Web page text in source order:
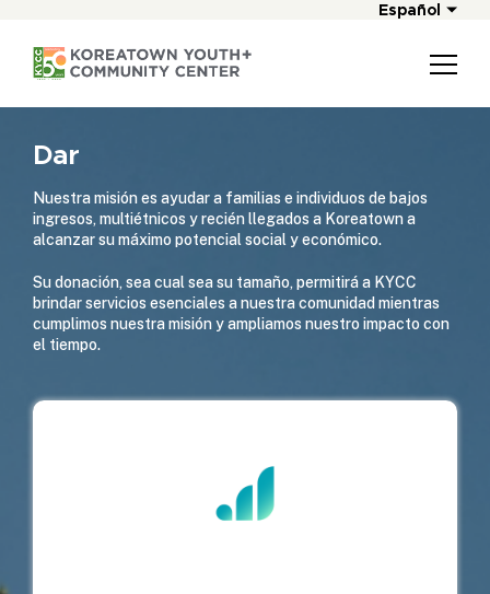
Español
Dar
Nuestra misión es ayudar a familias e individuos de bajos
ingresos, multiétnicos y recién llegados a Koreatown a
alcanzar su máximo potencial social y económico.
Su donación, sea cual sea su tamaño, permitirá a KYCC
brindar servicios esenciales a nuestra comunidad mientras
cumplimos nuestra misión y ampliamos nuestro impacto con
el tiempo.